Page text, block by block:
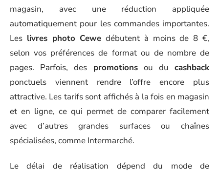
magasin, avec une réduction appliquée
automatiquement pour les commandes importantes.
Les livres photo Cewe débutent à moins de 8 €,
selon vos préférences de format ou de nombre de
pages. Parfois, des promotionsou du cashback
ponctuels viennent rendre l’offre encore plus
attractive. Les tarifs sont affichés à la fois en magasin
et en ligne, ce qui permet de comparer facilement
avec d’autres grandes surfaces ou chaînes
spécialisées, comme Intermarché.
Le délai de réalisation dépend du mode de